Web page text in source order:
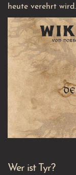
heute verehrt wird.
Wer ist Tyr?